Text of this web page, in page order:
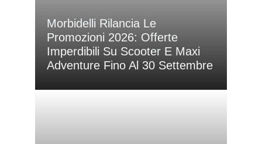
Morbidelli Rilancia Le
Promozioni 2026: Offerte
Imperdibili Su Scooter E Maxi
Adventure Fino Al 30 Settembre